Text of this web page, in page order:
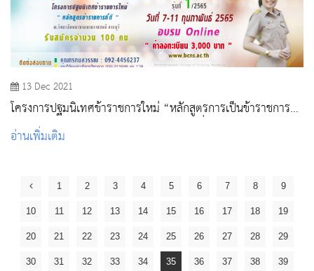
13 Dec 2021
โครงการปฐมนิเทศข้าราชการใหม่ “หลักสูตรการเป็นข้าราชการที่
ดี” ของหน่วยงานกระทรวงสาธารณสุข รุ่นที่ 1/2565
อ่านเพิ่มเติม
1 2 3 4 5 6 7 8 9
10 11 12 13 14 15 16 17 18 19
20 21 22 23 24 25 26 27 28 29
30 31 32 33 34 35 36 37 38 39